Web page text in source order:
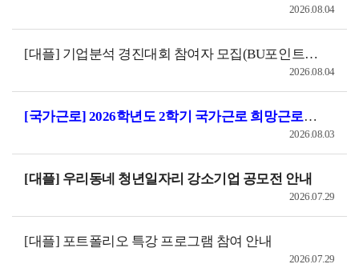
2026.08.04
[대플] 기업분석 경진대회 참여자 모집(BU포인트, 현금 상금 지급)
2026.08.04
[국가근로] 2026학년도 2학기 국가근로 희망근로지 신청 안내
2026.08.03
[대플] 우리동네 청년일자리 강소기업 공모전 안내
2026.07.29
[대플] 포트폴리오 특강 프로그램 참여 안내
2026.07.29